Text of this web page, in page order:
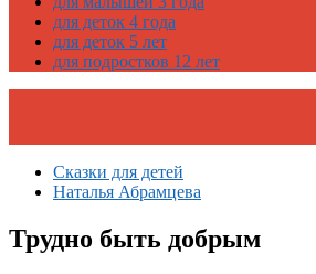
для деток 4 года
для деток 5 лет
для подростков 12 лет
Сказки для детей
Наталья Абрамцева
Трудно быть добрым